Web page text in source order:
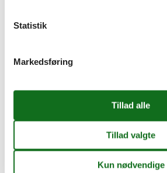
Sommerhus
Attraktion
Geografier
Danmark
Hesselager
Kerteminde
Statistik
Markedsføring